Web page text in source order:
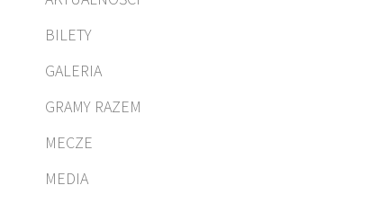
BILETY
GALERIA
GRAMY RAZEM
MECZE
MEDIA